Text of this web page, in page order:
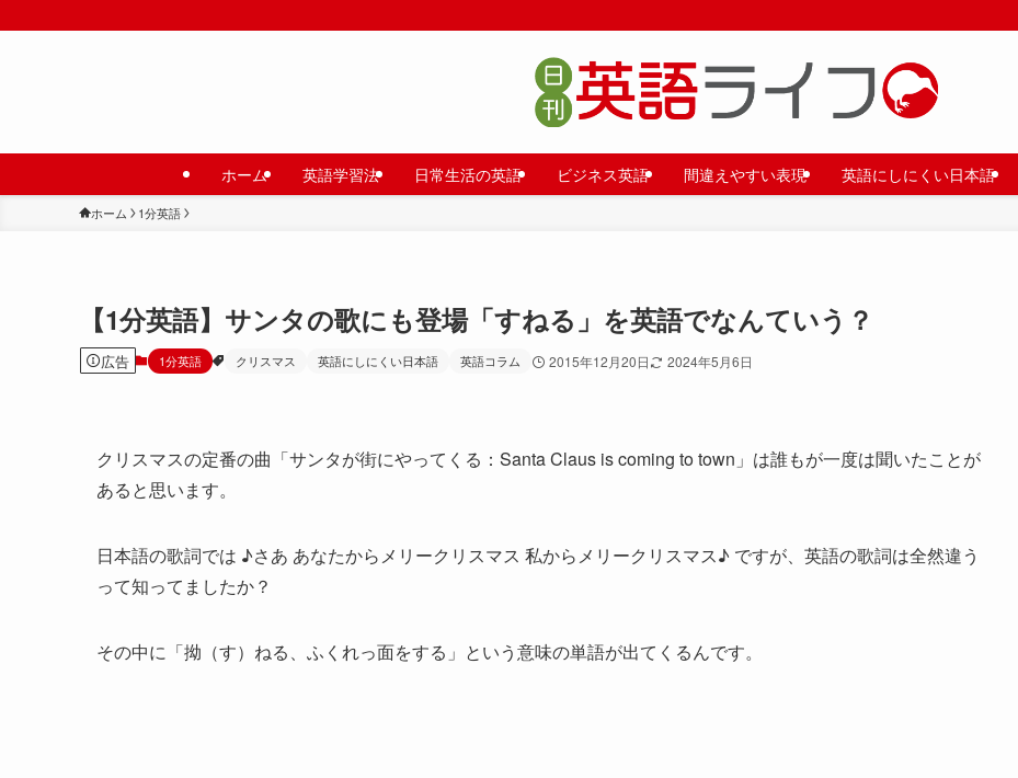
ホーム 英語学習法 日常生活の英語 ビジネス英語 間違えやすい表現 英語にしにくい日本語
ホーム 1分英語
【1分英語】サンタの歌にも登場「すねる」を英語でなんていう？
広告 1分英語 クリスマス 英語にしにくい日本語 英語コラム 2015年12月20日 2024年5月6日
クリスマスの定番の曲「サンタが街にやってくる：Santa Claus is coming to town」は誰もが一度は聞いたことが
あると思います。
日本語の歌詞では ♪さあ あなたからメリークリスマス 私からメリークリスマス♪ ですが、英語の歌詞は全然違う
って知ってましたか？
その中に「拗（す）ねる、ふくれっ面をする」という意味の単語が出てくるんです。